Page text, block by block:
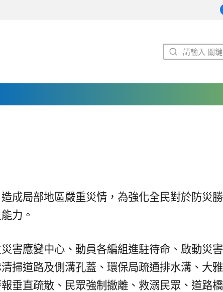
成局部地區嚴重災情，為強化全民對於防災
力。
害應變中心、動員各編組進駐待命、啟動災
掃道路及側溝孔蓋、環保局疏通排水溝、大
垂直疏散、民眾強制撤離、救溺民眾、道路